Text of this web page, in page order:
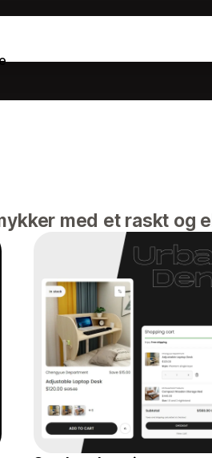
med et raskt og